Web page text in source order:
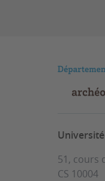
51, cours
CS 10004